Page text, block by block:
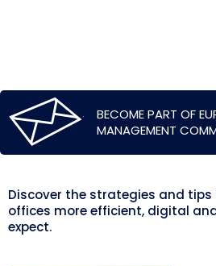
BECOME PART OF
MANAGEMENT
Discover the strategies and tips
offices more efficient, digital
expect.